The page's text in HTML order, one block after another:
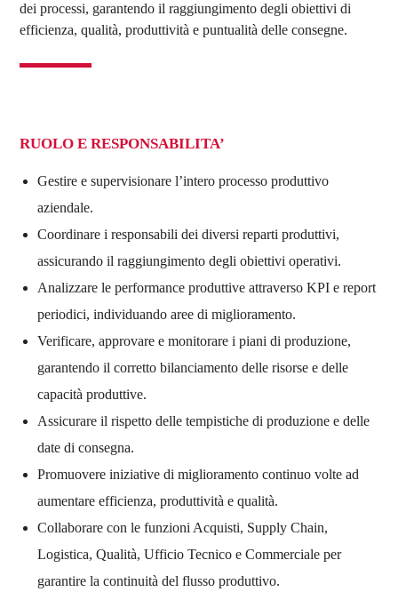
dei processi, garantendo il raggiungimento degli obiettivi di
efficienza, qualità, produttività e puntualità delle consegne.
RUOLO E RESPONSABILITA’
Gestire e supervisionare l’intero processo produttivo
aziendale.
Coordinare i responsabili dei diversi reparti produttivi,
assicurando il raggiungimento degli obiettivi operativi.
Analizzare le performance produttive attraverso KPI e report
periodici, individuando aree di miglioramento.
Verificare, approvare e monitorare i piani di produzione,
garantendo il corretto bilanciamento delle risorse e delle
capacità produttive.
Assicurare il rispetto delle tempistiche di produzione e delle
date di consegna.
Promuovere iniziative di miglioramento continuo volte ad
aumentare efficienza, produttività e qualità.
Collaborare con le funzioni Acquisti, Supply Chain,
Logistica, Qualità, Ufficio Tecnico e Commerciale per
garantire la continuità del flusso produttivo.